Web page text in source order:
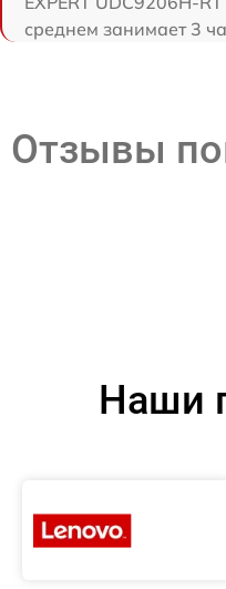
среднем занимает 3
Отзывы
Наши